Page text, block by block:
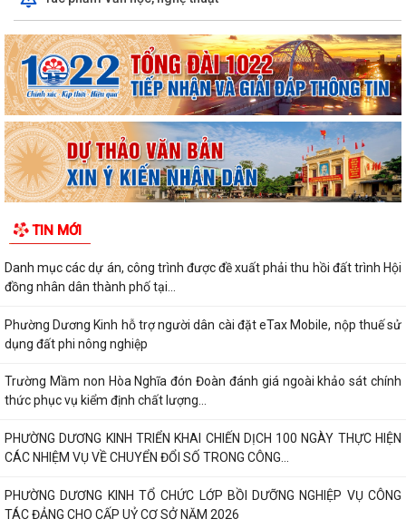
TIN MỚI
Danh mục các dự án, công trình được đề xuất phải thu hồi đất trình Hội
đồng nhân dân thành phố tại...
Phường Dương Kinh hỗ trợ người dân cài đặt eTax Mobile, nộp thuế sử
dụng đất phi nông nghiệp
Trường Mầm non Hòa Nghĩa đón Đoàn đánh giá ngoài khảo sát chính
thức phục vụ kiểm định chất lượng...
PHƯỜNG DƯƠNG KINH TRIỂN KHAI CHIẾN DỊCH 100 NGÀY THỰC HIỆN
CÁC NHIỆM VỤ VỀ CHUYỂN ĐỔI SỐ TRONG CÔNG...
PHƯỜNG DƯƠNG KINH TỔ CHỨC LỚP BỒI DƯỠNG NGHIỆP VỤ CÔNG
TÁC ĐẢNG CHO CẤP UỶ CƠ SỞ NĂM 2026